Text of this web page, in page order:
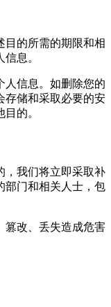
目的所需的期限和相
息。
人信息。如删除您的
存储和采取必要的安
的。
，我们将立即采取补
部门和相关人士，包
篡改、丢失造成危害